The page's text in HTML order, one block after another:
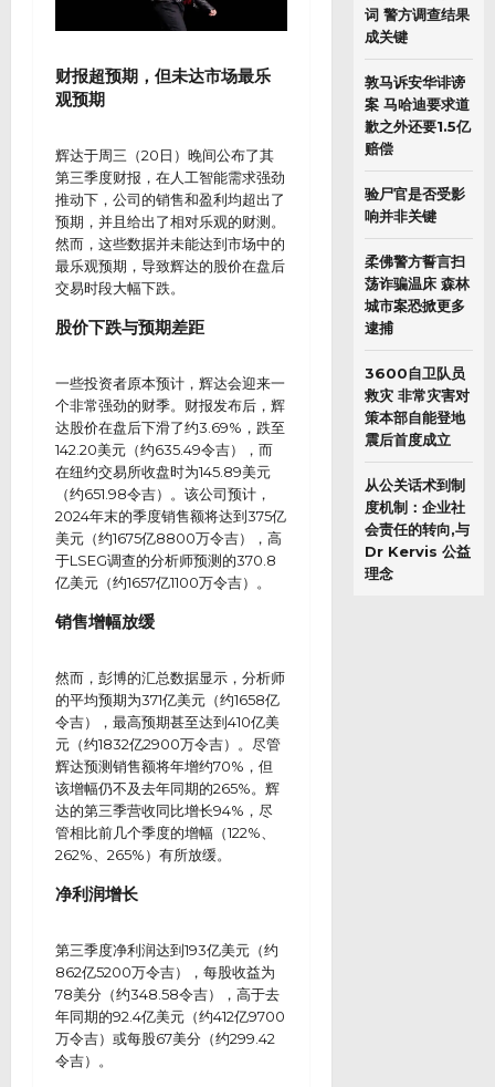
财报超预期，但未达市场最乐
观预期
辉达于周三（20日）晚间公布了其
第三季度财报，在人工智能需求强劲
推动下，公司的销售和盈利均超出了
预期，并且给出了相对乐观的财测。
然而，这些数据并未能达到市场中的
最乐观预期，导致辉达的股价在盘后
交易时段大幅下跌。
股价下跌与预期差距
一些投资者原本预计，辉达会迎来一
个非常强劲的财季。财报发布后，辉
达股价在盘后下滑了约3.69%，跌至
142.20美元（约635.49令吉），而
在纽约交易所收盘时为145.89美元
（约651.98令吉）。该公司预计，
2024年末的季度销售额将达到375亿
美元（约1675亿8800万令吉），高
于LSEG调查的分析师预测的370.8
亿美元（约1657亿1100万令吉）。
销售增幅放缓
然而，彭博的汇总数据显示，分析师
的平均预期为371亿美元（约1658亿
令吉），最高预期甚至达到410亿美
元（约1832亿2900万令吉）。尽管
辉达预测销售额将年增约70%，但
该增幅仍不及去年同期的265%。辉
达的第三季营收同比增长94%，尽
管相比前几个季度的增幅（122%、
262%、265%）有所放缓。
净利润增长
第三季度净利润达到193亿美元（约
862亿5200万令吉），每股收益为
78美分（约348.58令吉），高于去
年同期的92.4亿美元（约412亿9700
万令吉）或每股67美分（约299.42
令吉）。
词 警方调查结果
成关键
敦马诉安华诽谤
案 马哈迪要求道
歉之外还要1.5亿
赔偿
验尸官是否受影
响并非关键
柔佛警方誓言扫
荡诈骗温床 森林
城市案恐掀更多
逮捕
3600自卫队员
救灾 非常灾害对
策本部自能登地
震后首度成立
从公关话术到制
度机制：企业社
会责任的转向,与
Dr Kervis 公益
理念